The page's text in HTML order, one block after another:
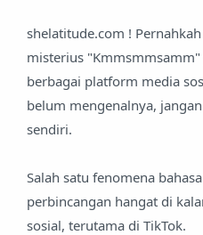
shelatitude.com !
misterius
berbagai platform media
belum mengenalnya,
sendiri.
Salah satu fenomena
perbincangan hangat di
sosial, terutama di TikTok.